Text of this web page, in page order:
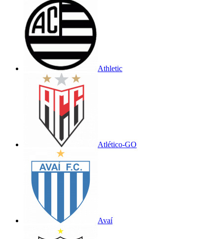
Athletic
Atlético-GO
Avaí